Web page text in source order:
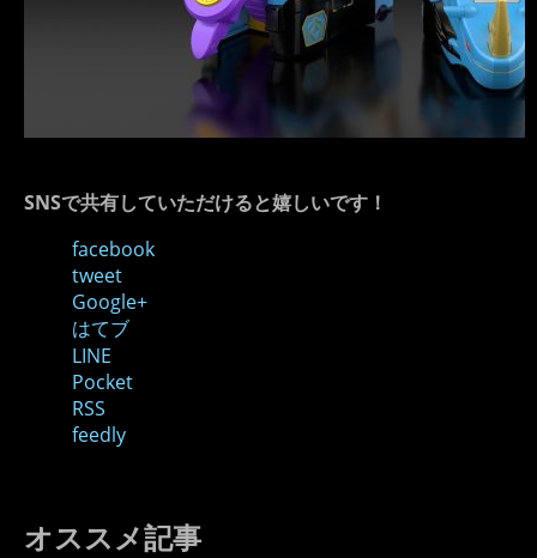
SNSで共有していただけると嬉しいです！
facebook
tweet
Google+
はてブ
LINE
Pocket
RSS
feedly
オススメ記事